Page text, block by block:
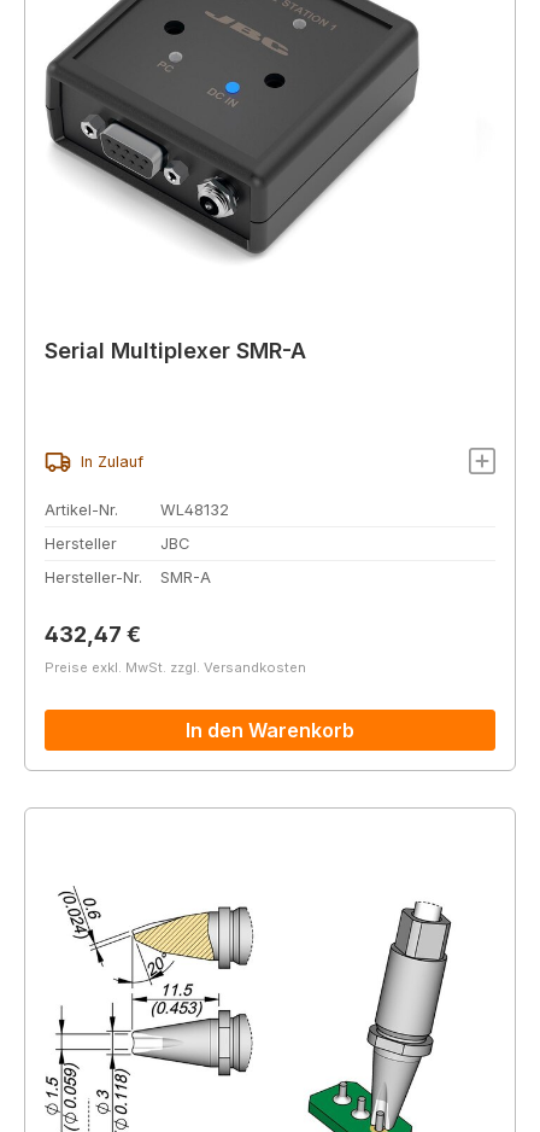
Serial Multiplexer SMR-A
In Zulauf
Artikel-Nr.
WL48132
Hersteller
JBC
Hersteller-Nr.
SMR-A
Regulärer Preis:
432,47 €
Preise exkl. MwSt. zzgl. Versandkosten
In den Warenkorb